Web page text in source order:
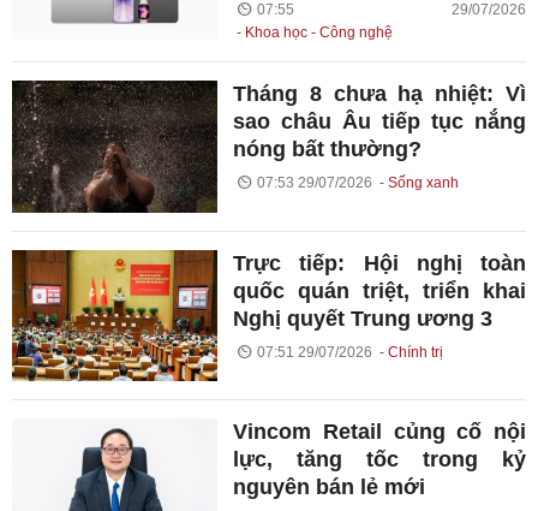
07:55 29/07/2026
Khoa học - Công nghệ
Tháng 8 chưa hạ nhiệt: Vì
sao châu Âu tiếp tục nắng
nóng bất thường?
07:53 29/07/2026 Sống xanh
Trực tiếp: Hội nghị toàn
quốc quán triệt, triển khai
Nghị quyết Trung ương 3
07:51 29/07/2026 Chính trị
Vincom Retail củng cố nội
lực, tăng tốc trong kỷ
nguyên bán lẻ mới